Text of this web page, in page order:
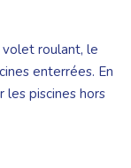
volet roulant, le
enterrées. En
les piscines hors